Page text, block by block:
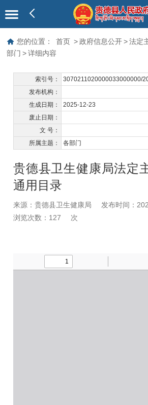
您的位置： 首页 > 政府信息公开 > 法定
部门 > 详细内容
索引号：
3070211020000033000000/
发布机构：
生成日期：
2025-12-23
废止日期：
文 号：
所属主题：
各部门
贵德县卫生健康局法定
通用目录
来源：贵德县卫生健康局
发布时间：
浏览次数： 127 次